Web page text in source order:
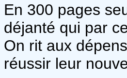
En 300 pages
déjanté qui par
On rit aux
réussir leur